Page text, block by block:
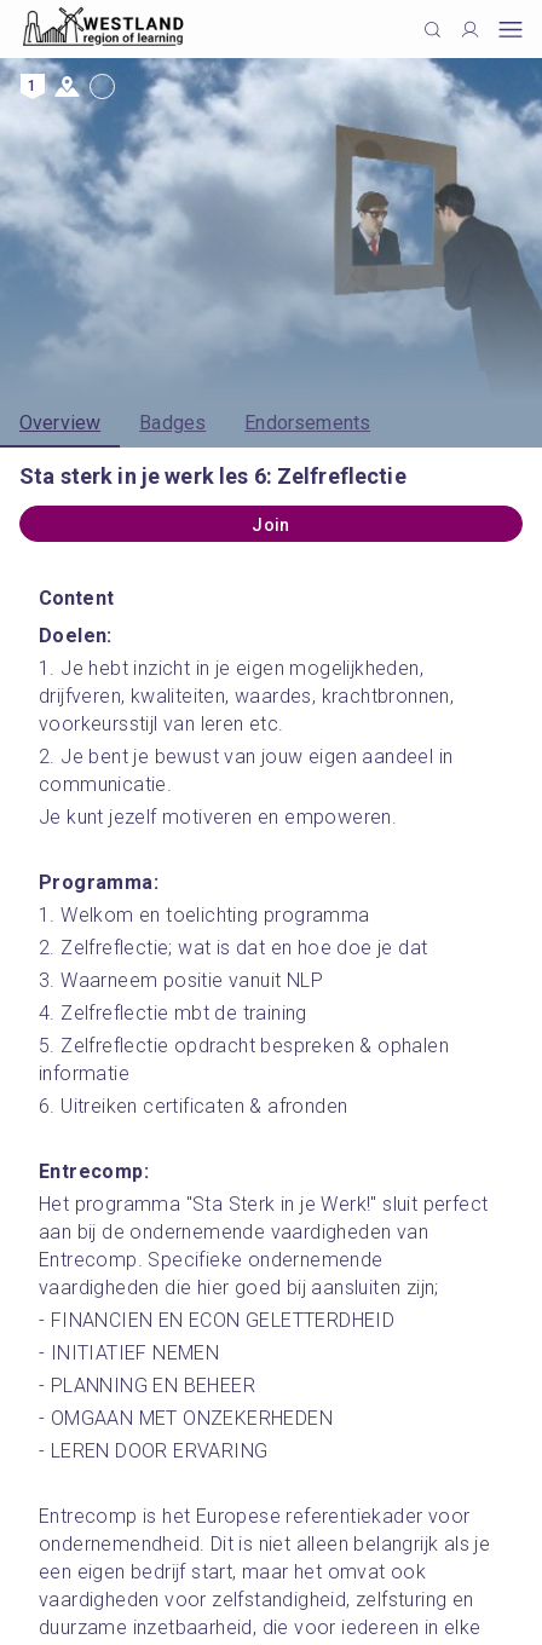
1
Overview Badges Endorsements
Sta sterk in je werk les 6: Zelfreflectie
Join
Content
Doelen:
1. Je hebt inzicht in je eigen mogelijkheden,
drijfveren, kwaliteiten, waardes, krachtbronnen,
voorkeursstijl van leren etc.
2. Je bent je bewust van jouw eigen aandeel in
communicatie.
Je kunt jezelf motiveren en empoweren.
Programma:
1. Welkom en toelichting programma
2. Zelfreflectie; wat is dat en hoe doe je dat
3. Waarneem positie vanuit NLP
4. Zelfreflectie mbt de training
5. Zelfreflectie opdracht bespreken & ophalen
informatie
6. Uitreiken certificaten & afronden
Entrecomp:
Het programma "Sta Sterk in je Werk!" sluit perfect
aan bij de ondernemende vaardigheden van
Entrecomp. Specifieke ondernemende
vaardigheden die hier goed bij aansluiten zijn;
- FINANCIEN EN ECON GELETTERDHEID
- INITIATIEF NEMEN
- PLANNING EN BEHEER
- OMGAAN MET ONZEKERHEDEN
- LEREN DOOR ERVARING
Entrecomp is het Europese referentiekader voor
ondernemendheid. Dit is niet alleen belangrijk als je
een eigen bedrijf start, maar het omvat ook
vaardigheden voor zelfstandigheid, zelfsturing en
duurzame inzetbaarheid, die voor iedereen in elke